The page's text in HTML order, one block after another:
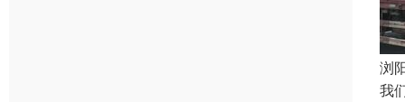
浏
我